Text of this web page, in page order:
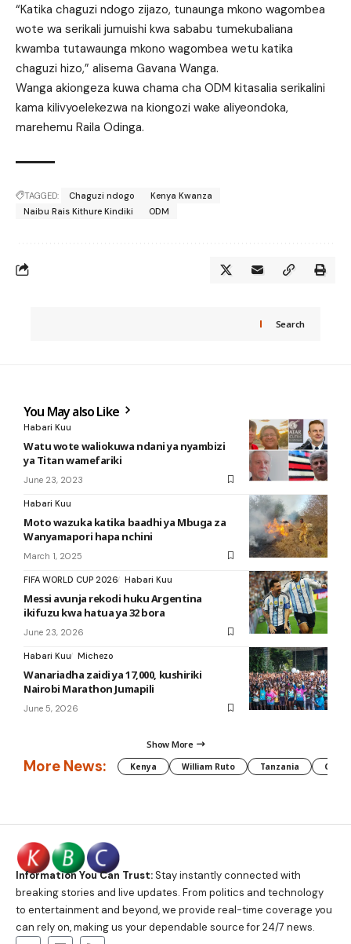
“Katika chaguzi ndogo zijazo, tunaunga mkono wagombea
wote wa serikali jumuishi kwa sababu tumekubaliana
kwamba tutawaunga mkono wagombea wetu katika
chaguzi hizo,” alisema Gavana Wanga.
Wanga akiongeza kuwa chama cha ODM kitasalia serikalini
kama kilivyoelekezwa na kiongozi wake aliyeondoka,
marehemu Raila Odinga.
TAGGED: Chaguzi ndogo
Kenya Kwanza
Naibu Rais Kithure Kindiki
ODM
Search
You May also Like
Habari Kuu
Watu wote waliokuwa ndani ya nyambizi
ya Titan wamefariki
June 23, 2023
Habari Kuu
Moto wazuka katika baadhi ya Mbuga za
Wanyamapori hapa nchini
March 1, 2025
FIFA WORLD CUP 2026 Habari Kuu
Messi avunja rekodi huku Argentina
ikifuzu kwa hatua ya 32 bora
June 23, 2026
Habari Kuu Michezo
Wanariadha zaidi ya 17,000, kushiriki
Nairobi Marathon Jumapili
June 5, 2026
Show More
More News: Kenya William Ruto Tanzania CAF
Information You Can Trust:Stay instantly connected with
breaking stories and live updates. From politics and technology
to entertainment and beyond, we provide real-time coverage you
can rely on, making us your dependable source for 24/7 news.